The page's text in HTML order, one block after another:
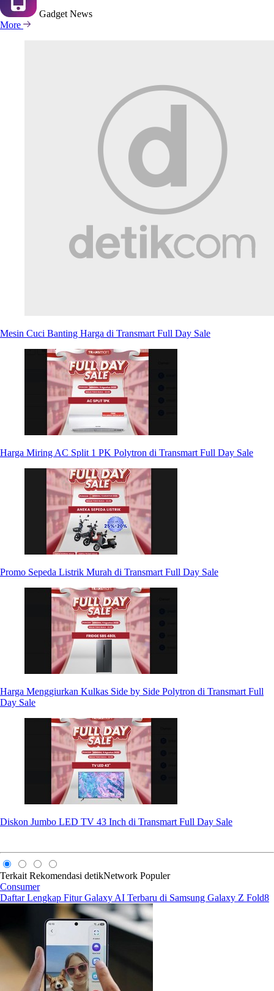
Gadget News
More
Mesin Cuci Banting Harga di Transmart Full Day Sale
Harga Miring AC Split 1 PK Polytron di Transmart Full Day Sale
Promo Sepeda Listrik Murah di Transmart Full Day Sale
Harga Menggiurkan Kulkas Side by Side Polytron di Transmart Full
Day Sale
Diskon Jumbo LED TV 43 Inch di Transmart Full Day Sale
Terkait Rekomendasi detikNetwork Populer
Consumer
Daftar Lengkap Fitur Galaxy AI Terbaru di Samsung Galaxy Z Fold8